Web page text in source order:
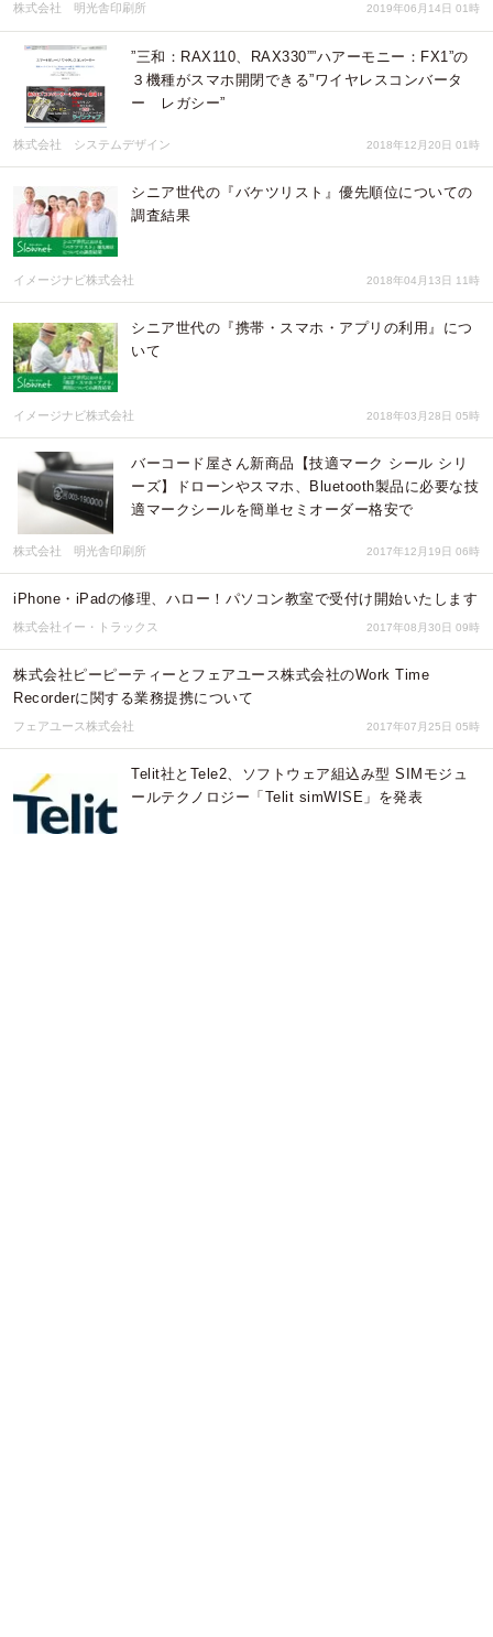
株式会社 明光舎印刷所 2019年06月14日 01時
”三和：RAX110、RAX330””ハアーモニー：FX1”の
３機種がスマホ開閉できる”ワイヤレスコンバータ
ー レガシー”
株式会社 システムデザイン 2018年12月20日 01時
シニア世代の『バケツリスト』優先順位についての
調査結果
イメージナビ株式会社 2018年04月13日 11時
シニア世代の『携帯・スマホ・アプリの利用』につ
いて
イメージナビ株式会社 2018年03月28日 05時
バーコード屋さん新商品【技適マーク シール シリ
ーズ】ドローンやスマホ、Bluetooth製品に必要な技
適マークシールを簡単セミオーダー格安で
株式会社 明光舎印刷所 2017年12月19日 06時
iPhone・iPadの修理、ハロー！パソコン教室で受付け開始いたします
株式会社イー・トラックス 2017年08月30日 09時
株式会社ピーピーティーとフェアユース株式会社のWork Time
Recorderに関する業務提携について
フェアユース株式会社 2017年07月25日 05時
Telit社とTele2、ソフトウェア組込み型 SIMモジュ
ールテクノロジー「Telit simWISE」を発表